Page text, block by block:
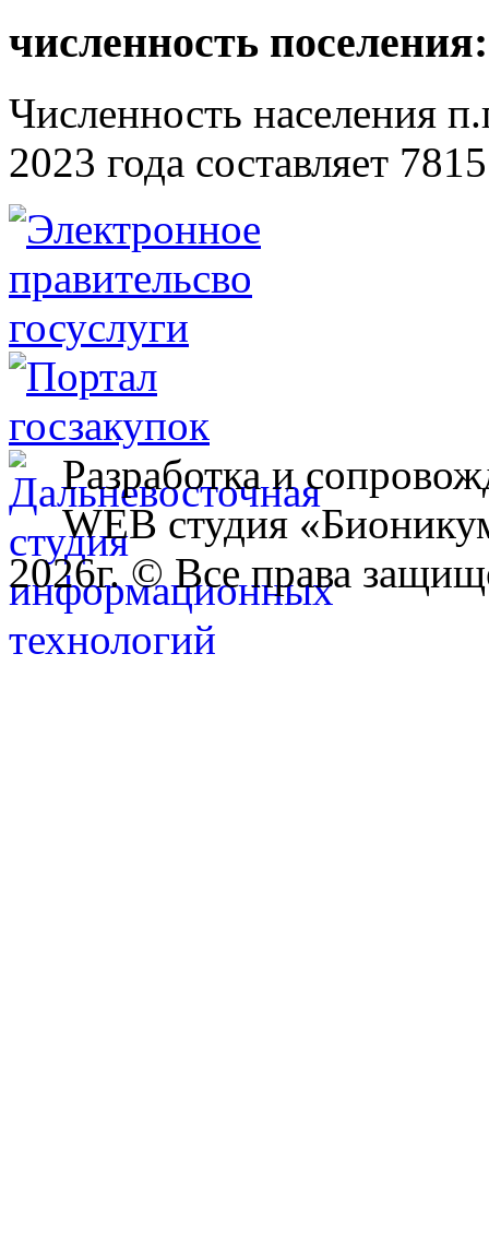
численность поселения:
Численность населения
2023 года составляет
Разработка и
WEB студия
2026г. © Все права